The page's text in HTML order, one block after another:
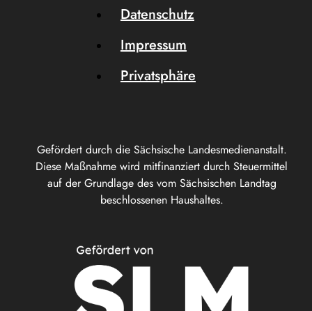
Gefördert durch die Sächsische Landesmedienanstalt.
Diese Maßnahme wird mitfinanziert durch Steuermittel
auf der Grundlage des vom Sächsischen Landtag
beschlossenen Haushaltes.
Datenschutz
Impressum
Privatsphäre